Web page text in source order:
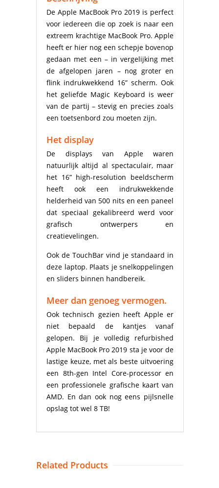
De Apple MacBook Pro 2019 is perfect
voor iedereen die op zoek is naar een
extreem krachtige MacBook Pro. Apple
heeft er hier nog een schepje bovenop
gedaan met een – in vergelijking met
de afgelopen jaren – nog groter en
flink indrukwekkend 16” scherm. Ook
het geliefde Magic Keyboard is weer
van de partij – stevig en precies zoals
een toetsenbord zou moeten zijn.
Het display
De displays van Apple waren
natuurlijk altijd al spectaculair, maar
het 16” high-resolution beeldscherm
heeft ook een indrukwekkende
helderheid van 500 nits en een paneel
dat speciaal gekalibreerd werd voor
grafisch ontwerpers en
creatievelingen.
Ook de TouchBar vind je standaard in
deze laptop. Plaats je snelkoppelingen
en sliders binnen handbereik.
Meer dan genoeg vermogen.
Ook technisch gezien heeft Apple er
niet bepaald de kantjes vanaf
gelopen. Bij je volledig refurbished
Apple MacBook Pro 2019 sta je voor de
lastige keuze, met als beste uitvoering
een 8th-gen Intel Core-processor en
een professionele grafische kaart van
AMD. En dan ook nog eens pijlsnelle
opslag tot wel 8 TB!
Related Products